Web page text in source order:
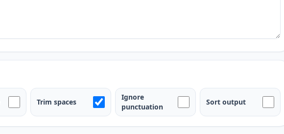
Trim spaces
Ignore
punctuation
Sort output